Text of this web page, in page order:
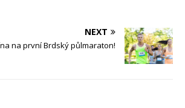
NEXT
na první Brdský půlmaraton!